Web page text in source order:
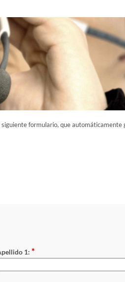
formulario, que
1: *